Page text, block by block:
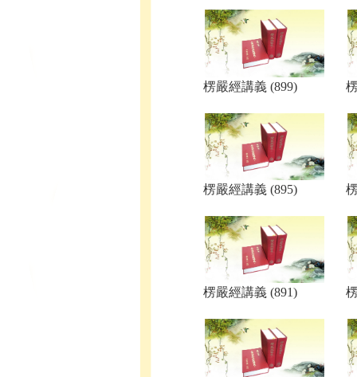
楞嚴經講義 (899)
楞嚴經講義 (895)
楞嚴經講義 (891)